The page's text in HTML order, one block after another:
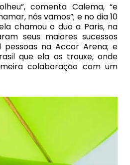
comenta Calema, “e
nós vamos”; e no dia 10
chamou o duo a Paris, na
seus maiores sucessos
pessoas na Accor Arena; e
que ela os trouxe, onde
colaboração com um